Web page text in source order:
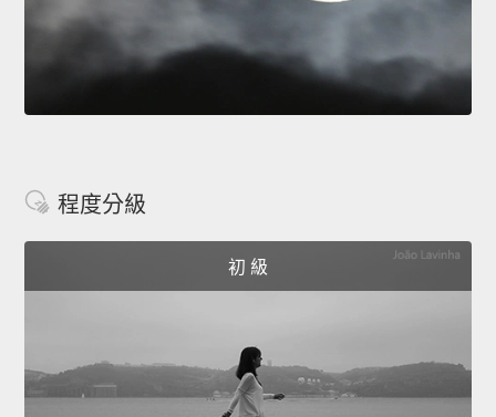
程度分級
初 級